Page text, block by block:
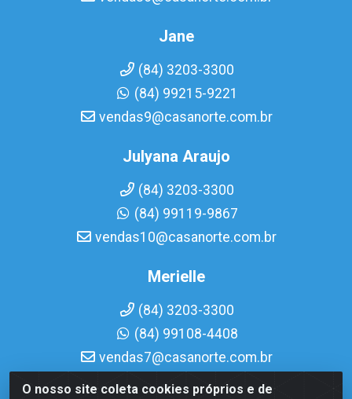
O nosso site coleta cookies próprios e de
Jane
(84) 3203-3300
(84) 99215-9221
vendas9@casanorte.com.br
Julyana Araujo
(84) 3203-3300
(84) 99119-9867
vendas10@casanorte.com.br
Merielle
(84) 3203-3300
(84) 99108-4408
vendas7@casanorte.com.br